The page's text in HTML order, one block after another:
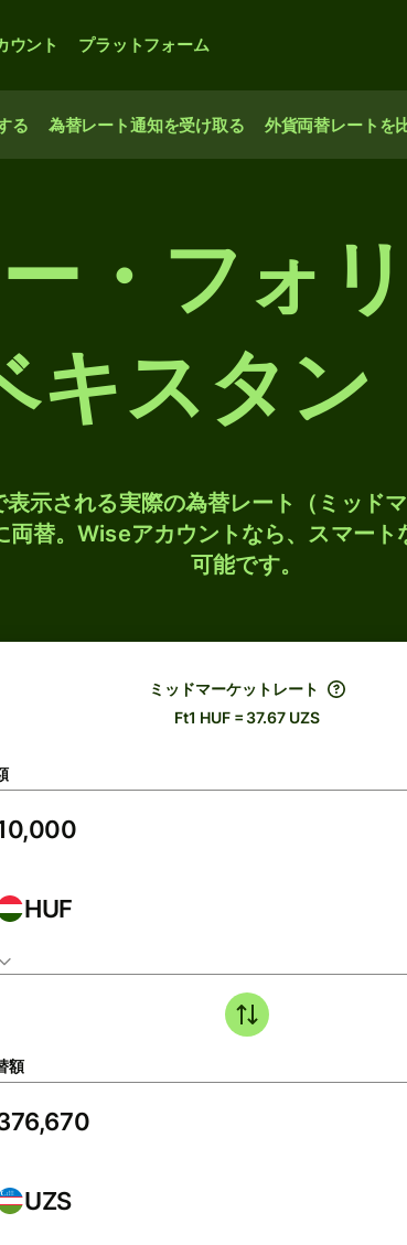
ウント プラットフォーム
る 為替レート通知を受け取る 外貨両替レートを
・フォ
キスタン
示される実際の為替レート（ミッドマ
両替。Wiseアカウントなら、スマート
可能です。
ミッドマーケットレート
Ft1 HUF = 37.67 UZS
HUF
額
UZS